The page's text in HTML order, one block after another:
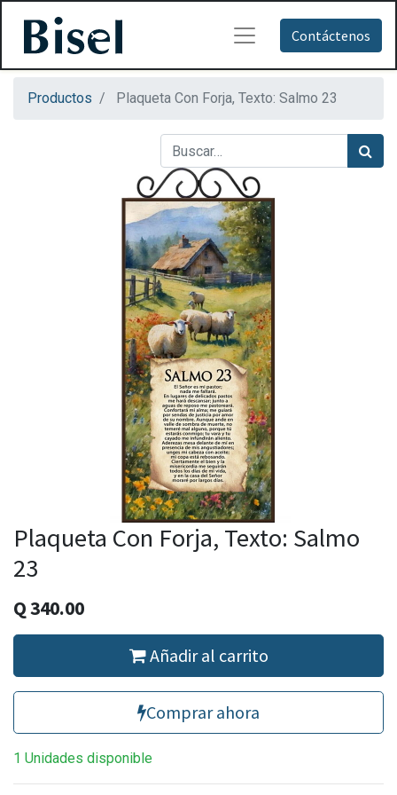
Contáctenos
Productos Plaqueta Con Forja, Texto: Salmo 23
Plaqueta Con Forja, Texto: Salmo
23
Q340.00
Añadir al carrito
Comprar ahora
1 Unidades disponible